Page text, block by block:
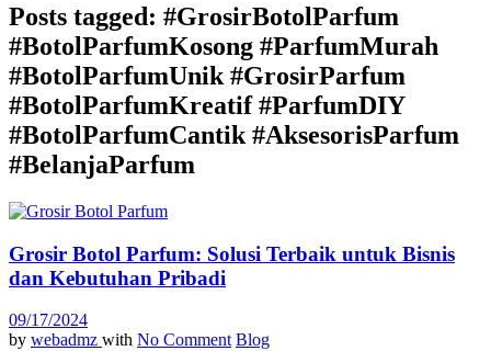
Posts tagged: #GrosirBotolParfum
#BotolParfumKosong #ParfumMurah
#BotolParfumUnik #GrosirParfum
#BotolParfumKreatif #ParfumDIY
#BotolParfumCantik #AksesorisParfum
#BelanjaParfum
Grosir Botol Parfum: Solusi Terbaik untuk Bisnis
dan Kebutuhan Pribadi
09/17/2024
by webadmz with No Comment Blog